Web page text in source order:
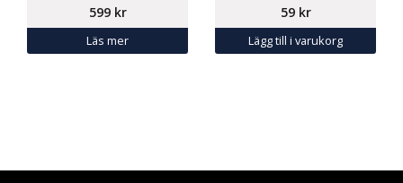
599 kr
Läs mer
59 kr
Lägg till i varukorg